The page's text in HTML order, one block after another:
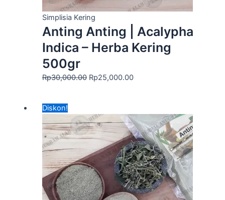
Simplisia Kering
Anting Anting | Acalypha
Indica – Herba Kering
500gr
Rp30,000.00 Rp25,000.00
Diskon!
aslinya
adalah:
Rp80,000.00.
saat
ini
adalah:
Rp50,000.00.